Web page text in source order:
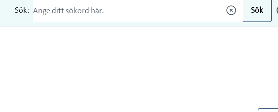
Sök: Sök